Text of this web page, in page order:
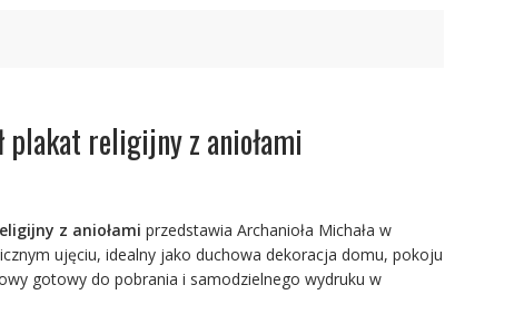
plakat religijny z aniołami
z aniołami przedstawia Archanioła Michała w
ujęciu, idealny jako duchowa dekoracja domu, pokoju
gotowy do pobrania i samodzielnego wydruku w